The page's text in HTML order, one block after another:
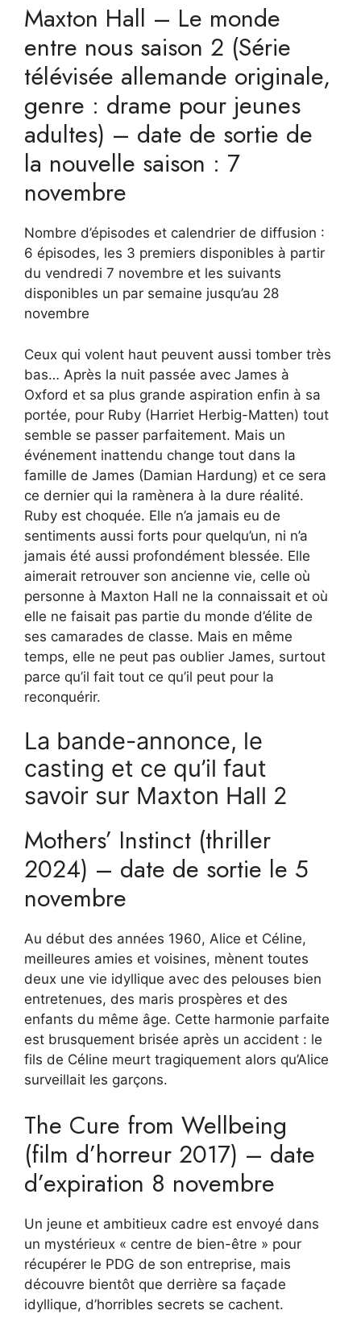
Maxton Hall – Le monde
entre nous saison 2 (Série
télévisée allemande originale,
genre : drame pour jeunes
adultes) – date de sortie de
la nouvelle saison : 7
novembre
Nombre d’épisodes et calendrier de diffusion :
6 épisodes, les 3 premiers disponibles à partir
du vendredi 7 novembre et les suivants
disponibles un par semaine jusqu’au 28
novembre
Ceux qui volent haut peuvent aussi tomber très
bas… Après la nuit passée avec James à
Oxford et sa plus grande aspiration enfin à sa
portée, pour Ruby (Harriet Herbig-Matten) tout
semble se passer parfaitement. Mais un
événement inattendu change tout dans la
famille de James (Damian Hardung) et ce sera
ce dernier qui la ramènera à la dure réalité.
Ruby est choquée. Elle n’a jamais eu de
sentiments aussi forts pour quelqu’un, ni n’a
jamais été aussi profondément blessée. Elle
aimerait retrouver son ancienne vie, celle où
personne à Maxton Hall ne la connaissait et où
elle ne faisait pas partie du monde d’élite de
ses camarades de classe. Mais en même
temps, elle ne peut pas oublier James, surtout
parce qu’il fait tout ce qu’il peut pour la
reconquérir.
La bande-annonce, le
casting et ce qu’il faut
savoir sur Maxton Hall 2
Mothers’ Instinct (thriller
2024) – date de sortie le 5
novembre
Au début des années 1960, Alice et Céline,
meilleures amies et voisines, mènent toutes
deux une vie idyllique avec des pelouses bien
entretenues, des maris prospères et des
enfants du même âge. Cette harmonie parfaite
est brusquement brisée après un accident : le
fils de Céline meurt tragiquement alors qu’Alice
surveillait les garçons.
The Cure from Wellbeing
(film d’horreur 2017) – date
d’expiration 8 novembre
Un jeune et ambitieux cadre est envoyé dans
un mystérieux « centre de bien-être » pour
récupérer le PDG de son entreprise, mais
découvre bientôt que derrière sa façade
idyllique, d’horribles secrets se cachent.